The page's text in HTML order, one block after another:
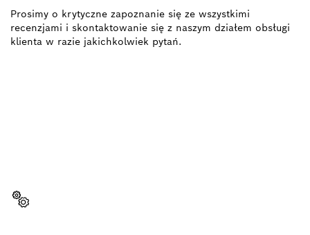
Prosimy o krytyczne zapoznanie się ze wszystkimi
recenzjami i skontaktowanie się z naszym działem obsługi
klienta w razie jakichkolwiek pytań.